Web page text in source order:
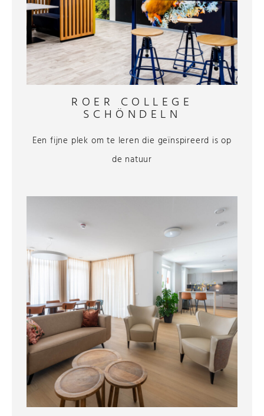
ROER COLLEGE
SCHÖNDELN
Een fijne plek om te leren die geïnspireerd is op
de natuur